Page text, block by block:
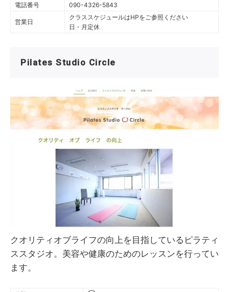
電話番号
090-4326-5843
営業日
クラススケジュールはHPをご参照ください
日・月定休
Pilates Studio Circle
クオリティオブライフの向上を目指しているピラティ
ススタジオ。美容や健康のためのレッスンを行ってい
ます。